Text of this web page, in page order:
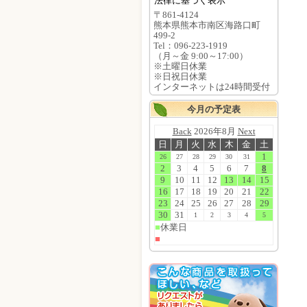
〒861-4124
熊本県熊本市南区海路口町
499-2
Tel：096-223-1919
（月～金 9:00～17:00）
※土曜日休業
※日祝日休業
インターネットは24時間受付
今月の予定表